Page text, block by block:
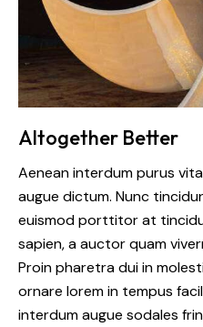
Altogether Better
Aenean interdum purus
augue dictum. Nunc
euismod porttitor at
sapien, a auctor quam
Proin pharetra dui in
ornare lorem in tempus
interdum augue sodales